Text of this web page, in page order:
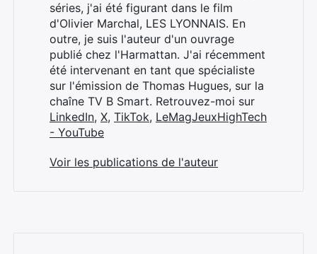
séries, j'ai été figurant dans le film
d'Olivier Marchal, LES LYONNAIS. En
outre, je suis l'auteur d'un ouvrage
publié chez l'Harmattan. J'ai récemment
été intervenant en tant que spécialiste
sur l'émission de Thomas Hugues, sur la
chaîne TV B Smart. Retrouvez-moi sur
LinkedIn, X, TikTok, LeMagJeuxHighTech
- YouTube
Voir les publications de l'auteur